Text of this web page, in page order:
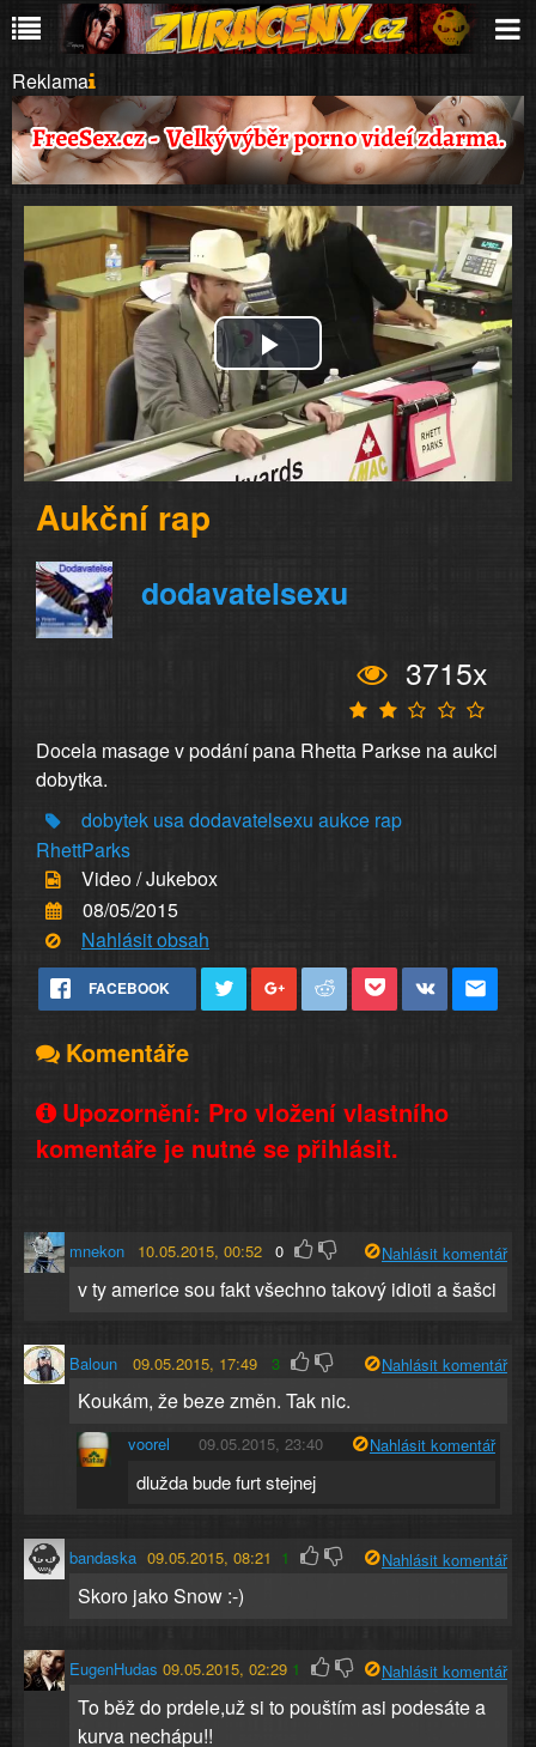
Reklama
Play
Video
Aukční rap
dodavatelsexu
3715x
Docela masage v podání pana Rhetta Parkse na aukci
dobytka.
dobytek usadodavatelsexu aukce rap
RhettParks
Video / Jukebox
08/05/2015
Nahlásit obsah
FACEBOOK
Komentáře
Upozornění: Pro vložení vlastního
komentáře je nutné se přihlásit.
mnekon 10.05.2015, 00:52 0 Nahlásit komentář
v ty americe sou fakt všechno takový idioti a šašci
Baloun 09.05.2015, 17:49 3 Nahlásit komentář
Koukám, že beze změn. Tak nic.
voorel 09.05.2015, 23:40 Nahlásit komentář
dlužda bude furt stejnej
bandaska 09.05.2015, 08:21 1 Nahlásit komentář
Skoro jako Snow :-)
EugenHudas 09.05.2015, 02:29 1 Nahlásit komentář
To běž do prdele,už si to pouštím asi podesáte a
kurva nechápu!!